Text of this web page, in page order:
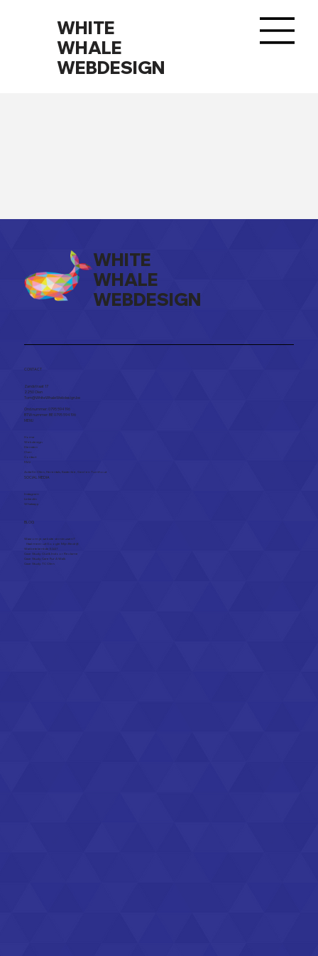
WHITE
WHALE
WEBDESIGN
WHITE
WHALE
WEBDESIGN
CONTACT
Zandstraat 17
2250 Olen​
Tom@WhiteWhaleWebdesign.be
Ond.nummer: 0795 594 196
BTW nummer: BE 0795 594 196
MENU
Home
Webdesign
Diensten
Over
Contact
FAQ
Actief inOlen ,Herentals ,Kasterlee ,Geelen Turnhout
SOCIAL MEDIA
Instagram
Linkedin
Whatsapp
BLOG
Waarom je website vernieuwen?
Haal meer uit Google Mijn Bedrijf.
Wat betekent de EAA?
Case Study: Out & Indoor Reclame
Case Study: Care Fur A Walk
Case Study: TC Olen